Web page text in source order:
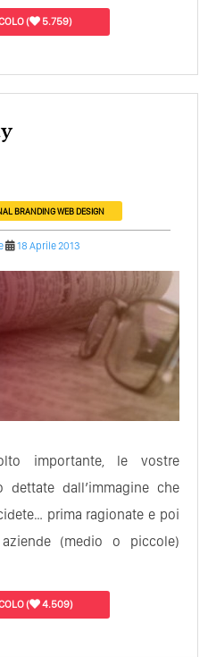
( 5.759)
BRANDING WEB DESIGN
18 Aprile 2013
importante, le vostre
dall’immagine che
prima ragionate e poi
(medio o piccole)
( 4.509)